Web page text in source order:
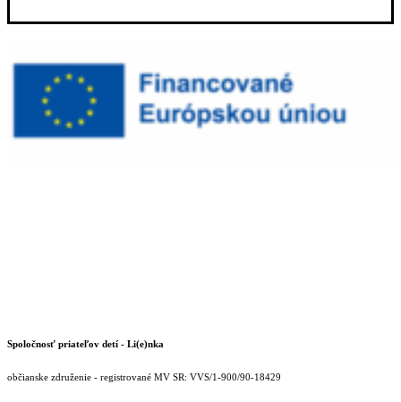
Spoločnosť priateľov detí - Li(e)nka
občianske združenie - registrované MV SR: VVS/1-900/90-18429